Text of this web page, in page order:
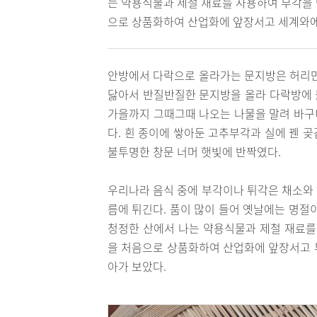
으로 상품화하여 산업화에 앞장서고 세계와
안방에서 다락으로 올라가는 문지방은 허
닳아서 반질반질한 문지방을 올라 다락방
가을까지 그때그때 나오는 나물을 말려 바
다. 흰 종이에 쌓아둔 고추부각과 실에 꿴
불투명한 창문 너머 햇빛에 반짝였다.
우리나라 음식 중에 부각이나 튀각은 채소
름에 튀긴다. 품이 많이 들어 옛날에는 명
청정한 산에서 나는 약용식물과 제철 재료
을 처음으로 상품화하여 산업화에 앞장서
아가 보았다.